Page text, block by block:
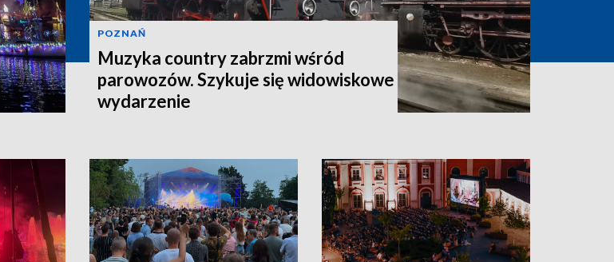
POZNAŃ
Muzyka country zabrzmi wśród
parowozów. Szykuje się widowiskowe
wydarzenie